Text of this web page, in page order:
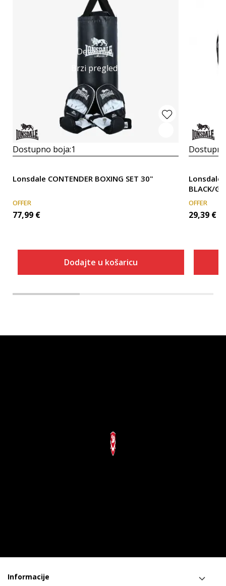
Detaljnije
Brzi pregled
Dostupno boja:1
Lonsdale CONTENDER BOXING SET 30"
OFFER
77,99 €
Dodajte u košaricu
Lonsdale
BLACK/
OFFER
29,39 €
Informacije